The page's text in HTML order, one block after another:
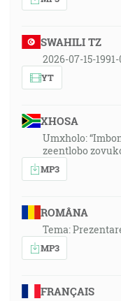
SWAHILI TZ
2026-07-15-
YT
XHOSA
Umxholo:
zeentlobo
MP3
ROMÂNA
Tema:
MP3
FRANÇAIS